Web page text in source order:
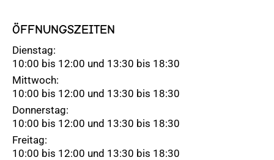
ÖFFNUNGSZEITEN
Dienstag:
10:00 bis 12:00 und 13:30 bis 18:30
Mittwoch:
10:00 bis 12:00 und 13:30 bis 18:30
Donnerstag:
10:00 bis 12:00 und 13:30 bis 18:30
Freitag:
10:00 bis 12:00 und 13:30 bis 18:30